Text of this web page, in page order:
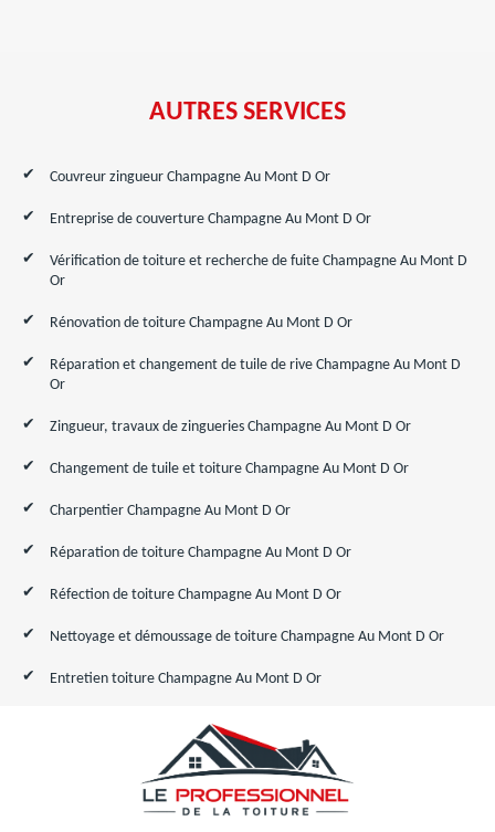
AUTRES SERVICES
Couvreur zingueur Champagne Au Mont D Or
Entreprise de couverture Champagne Au Mont D Or
Vérification de toiture et recherche de fuite Champagne Au Mont D
Or
Rénovation de toiture Champagne Au Mont D Or
Réparation et changement de tuile de rive Champagne Au Mont D
Or
Zingueur, travaux de zingueries Champagne Au Mont D Or
Changement de tuile et toiture Champagne Au Mont D Or
Charpentier Champagne Au Mont D Or
Réparation de toiture Champagne Au Mont D Or
Réfection de toiture Champagne Au Mont D Or
Nettoyage et démoussage de toiture Champagne Au Mont D Or
Entretien toiture Champagne Au Mont D Or